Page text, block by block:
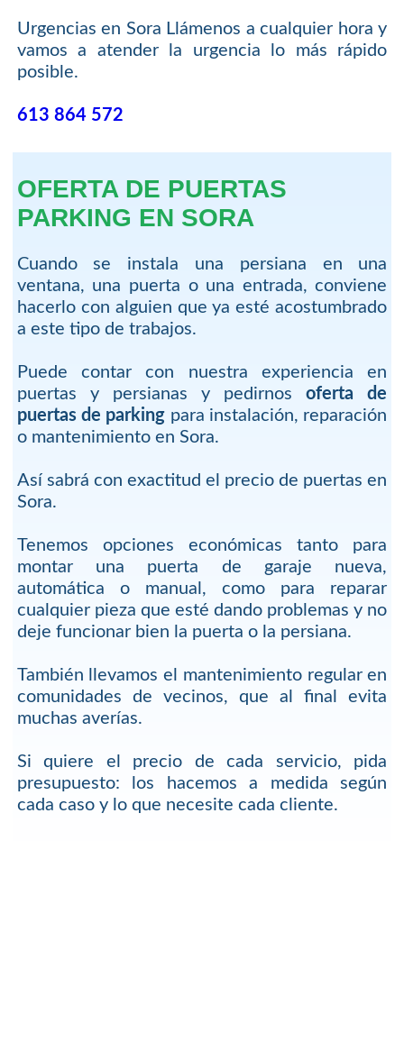
Urgencias en Sora Llámenos a cualquier hora y
vamos a atender la urgencia lo más rápido
posible.
613 864 572
OFERTA DE PUERTAS
PARKING EN SORA
Cuando se instala una persiana en una
ventana, una puerta o una entrada, conviene
hacerlo con alguien que ya esté acostumbrado
a este tipo de trabajos.
Puede contar con nuestra experiencia en
puertas y persianas y pedirnosoferta de
puertas de parking para instalación, reparación
o mantenimiento en Sora.
Así sabrá con exactitud el precio de puertas en
Sora.
Tenemos opciones económicas tanto para
montar una puerta de garaje nueva,
automática o manual, como para reparar
cualquier pieza que esté dando problemas y no
deje funcionar bien la puerta o la persiana.
También llevamos el mantenimiento regular en
comunidades de vecinos, que al final evita
muchas averías.
Si quiere el precio de cada servicio, pida
presupuesto: los hacemos a medida según
cada caso y lo que necesite cada cliente.